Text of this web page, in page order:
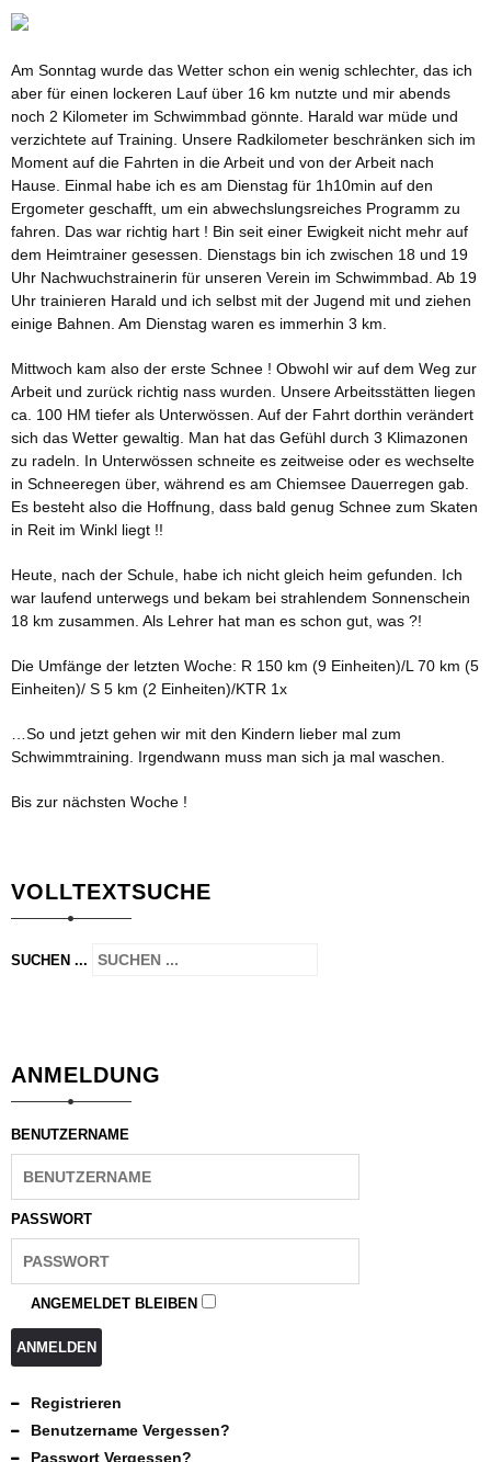
Am Sonntag wurde das Wetter schon ein wenig schlechter, das ich
aber für einen lockeren Lauf über 16 km nutzte und mir abends
noch 2 Kilometer im Schwimmbad gönnte. Harald war müde und
verzichtete auf Training. Unsere Radkilometer beschränken sich im
Moment auf die Fahrten in die Arbeit und von der Arbeit nach
Hause. Einmal habe ich es am Dienstag für 1h10min auf den
Ergometer geschafft, um ein abwechslungsreiches Programm zu
fahren. Das war richtig hart ! Bin seit einer Ewigkeit nicht mehr auf
dem Heimtrainer gesessen. Dienstags bin ich zwischen 18 und 19
Uhr Nachwuchstrainerin für unseren Verein im Schwimmbad. Ab 19
Uhr trainieren Harald und ich selbst mit der Jugend mit und ziehen
einige Bahnen. Am Dienstag waren es immerhin 3 km.
Mittwoch kam also der erste Schnee ! Obwohl wir auf dem Weg zur
Arbeit und zurück richtig nass wurden. Unsere Arbeitsstätten liegen
ca. 100 HM tiefer als Unterwössen. Auf der Fahrt dorthin verändert
sich das Wetter gewaltig. Man hat das Gefühl durch 3 Klimazonen
zu radeln. In Unterwössen schneite es zeitweise oder es wechselte
in Schneeregen über, während es am Chiemsee Dauerregen gab.
Es besteht also die Hoffnung, dass bald genug Schnee zum Skaten
in Reit im Winkl liegt !!
Heute, nach der Schule, habe ich nicht gleich heim gefunden. Ich
war laufend unterwegs und bekam bei strahlendem Sonnenschein
18 km zusammen. Als Lehrer hat man es schon gut, was ?!
Die Umfänge der letzten Woche: R 150 km (9 Einheiten)/L 70 km (5
Einheiten)/ S 5 km (2 Einheiten)/KTR 1x
…So und jetzt gehen wir mit den Kindern lieber mal zum
Schwimmtraining. Irgendwann muss man sich ja mal waschen.
Bis zur nächsten Woche !
VOLLTEXTSUCHE
SUCHEN ...
ANMELDUNG
BENUTZERNAME
PASSWORT
ANGEMELDET BLEIBEN
ANMELDEN
Registrieren
Benutzername Vergessen?
Passwort Vergessen?